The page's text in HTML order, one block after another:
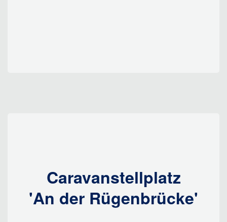
Caravanstellplatz
'An der Rügenbrücke'